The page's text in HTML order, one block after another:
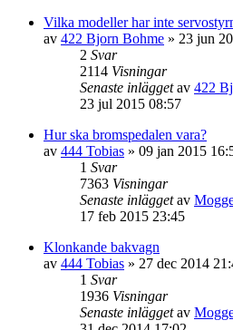
Vilka modeller har inte
av 422 Bjorn Bohme » 23 jun
2 Svar
2114 Visningar
Senaste inläggetav 422
23 jul 2015 08:57
Hur ska bromspedalen vara?
av 444 Tobias » 09 jan 2015
1 Svar
7363 Visningar
Senaste inläggetav
17 feb 2015 23:45
Klonkande bakvagn
av 444 Tobias » 27 dec 2014
1 Svar
1936 Visningar
Senaste inläggetav